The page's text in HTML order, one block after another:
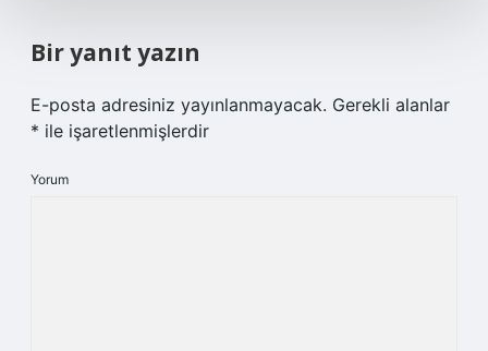
Bir yanıt yazın
E-posta adresiniz yayınlanmayacak. Gerekli alanlar
* ile işaretlenmişlerdir
Yorum